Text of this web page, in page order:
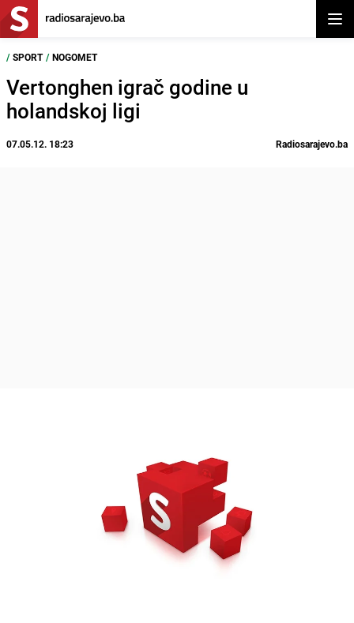
/ SPORT / NOGOMET
Vertonghen igrač godine u
holandskoj ligi
07.05.12. 18:23 Radiosarajevo.ba